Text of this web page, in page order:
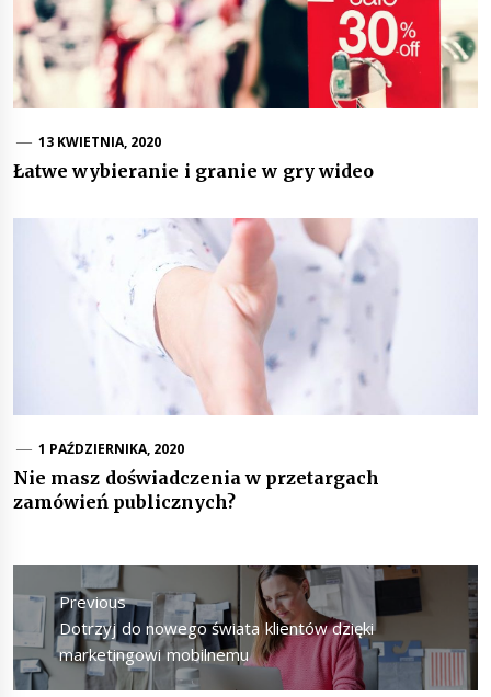
13 KWIETNIA, 2020
Łatwe wybieranie i granie w gry wideo
1 PAŹDZIERNIKA, 2020
Nie masz doświadczenia w przetargach
zamówień publicznych?
Nawigacja
wpisuPrevious
Previous
post:
Dotrzyj do nowego świata klientów dzięki
marketingowi mobilnemu